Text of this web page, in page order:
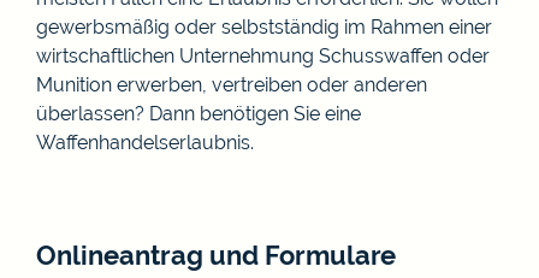
gewerbsmäßig oder selbstständig im Rahmen einer
wirtschaftlichen Unternehmung Schusswaffen oder
Munition erwerben, vertreiben oder anderen
überlassen? Dann benötigen Sie eine
Waffenhandelserlaubnis.
Onlineantrag und Formulare